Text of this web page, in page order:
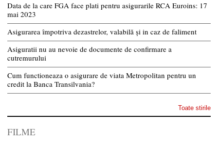
Data de la care FGA face plati pentru asigurarile RCA Euroins: 17
mai 2023
Asigurarea împotriva dezastrelor, valabilă și in caz de faliment
Asiguratii nu au nevoie de documente de confirmare a
cutremurului
Cum functioneaza o asigurare de viata Metropolitan pentru un
credit la Banca Transilvania?
Toate stirile
FILME